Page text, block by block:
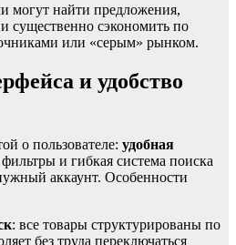
могут найти предложения,
сэкономить по
или «серым» рынком.
и удобство
о пользователе: удобная
и гибкая система поиска
аккаунт. Особенности
: все товары структурированы по
без труда переключаться